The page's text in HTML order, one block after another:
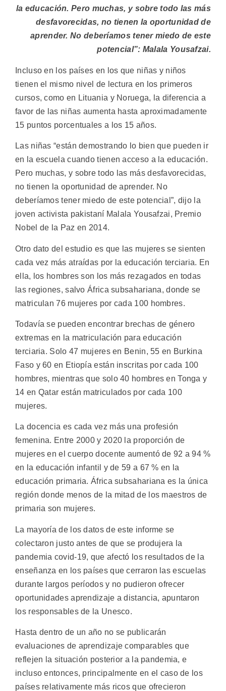
la educación. Pero muchas, y sobre todo las más
desfavorecidas, no tienen la oportunidad de
aprender. No deberíamos tener miedo de este
potencial”: Malala Yousafzai.
Incluso en los países en los que niñas y niños
tienen el mismo nivel de lectura en los primeros
cursos, como en Lituania y Noruega, la diferencia a
favor de las niñas aumenta hasta aproximadamente
15 puntos porcentuales a los 15 años.
Las niñas “están demostrando lo bien que pueden ir
en la escuela cuando tienen acceso a la educación.
Pero muchas, y sobre todo las más desfavorecidas,
no tienen la oportunidad de aprender. No
deberíamos tener miedo de este potencial”, dijo la
joven activista pakistaní Malala Yousafzai, Premio
Nobel de la Paz en 2014.
Otro dato del estudio es que las mujeres se sienten
cada vez más atraídas por la educación terciaria. En
ella, los hombres son los más rezagados en todas
las regiones, salvo África subsahariana, donde se
matriculan 76 mujeres por cada 100 hombres.
Todavía se pueden encontrar brechas de género
extremas en la matriculación para educación
terciaria. Solo 47 mujeres en Benin, 55 en Burkina
Faso y 60 en Etiopía están inscritas por cada 100
hombres, mientras que solo 40 hombres en Tonga y
14 en Qatar están matriculados por cada 100
mujeres.
La docencia es cada vez más una profesión
femenina. Entre 2000 y 2020 la proporción de
mujeres en el cuerpo docente aumentó de 92 a 94 %
en la educación infantil y de 59 a 67 % en la
educación primaria. África subsahariana es la única
región donde menos de la mitad de los maestros de
primaria son mujeres.
La mayoría de los datos de este informe se
colectaron justo antes de que se produjera la
pandemia covid-19, que afectó los resultados de la
enseñanza en los países que cerraron las escuelas
durante largos períodos y no pudieron ofrecer
oportunidades aprendizaje a distancia, apuntaron
los responsables de la Unesco.
Hasta dentro de un año no se publicarán
evaluaciones de aprendizaje comparables que
reflejen la situación posterior a la pandemia, e
incluso entonces, principalmente en el caso de los
países relativamente más ricos que ofrecieron